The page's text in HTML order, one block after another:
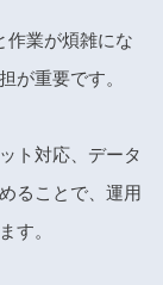
作業が煩雑にな
が重要です。
ト対応、データ
ることで、運用
す。